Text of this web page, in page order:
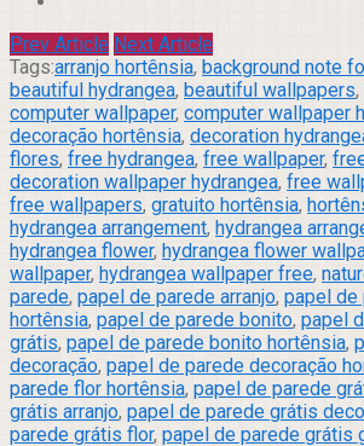
Prev Article Next Article
Tags:arranjo hortênsia, background note
beautiful hydrangea, beautiful wallpapers,
computer wallpaper, computer wallpaper
decoração hortênsia, decoration
flores, free hydrangea, free wallpaper,
decoration wallpaper hydrangea, free
free wallpapers, gratuito hortênsia,
hydrangea arrangement, hydrangea
hydrangea flower, hydrangea flower
wallpaper, hydrangea wallpaper free,
parede, papel de parede arranjo, papel de
hortênsia, papel de parede bonito, papel
grátis, papel de parede bonito hortênsia,
decoração, papel de parede decoração
parede flor hortênsia, papel de parede
grátis arranjo, papel de parede grátis
parede grátis flor, papel de parede grátis